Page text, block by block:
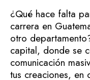
¿Qué hace falta
carrera en
otro
capital, donde se
comunicación
tus creaciones, en